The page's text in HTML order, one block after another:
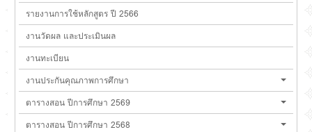
รายงานการใช้หลักสูตร ปี 2566
งานวัดผล และประเมินผล
งานทะเบียน
งานประกันคุณภาพการศึกษา
ตารางสอน ปีการศึกษา 2569
ตารางสอน ปีการศึกษา 2568